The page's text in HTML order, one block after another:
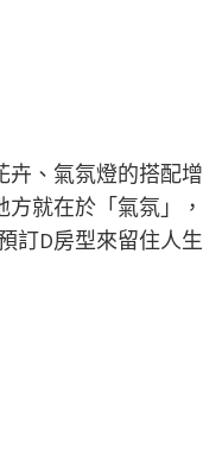
、氣氛燈的搭配
就在於「氣氛」
訂D房型來留住人